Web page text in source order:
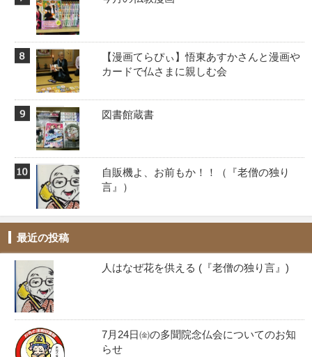
【漫画てらぴぃ】悟東あすかさんと漫画や
カードで仏さまに親しむ会
図書館蔵書
自販機よ、お前もか！！️（『老僧の独り
言』）
最近の投稿
人はなぜ花を供える (『老僧の独り言』)
7月24日㈮の多聞院念仏会についてのお知
らせ